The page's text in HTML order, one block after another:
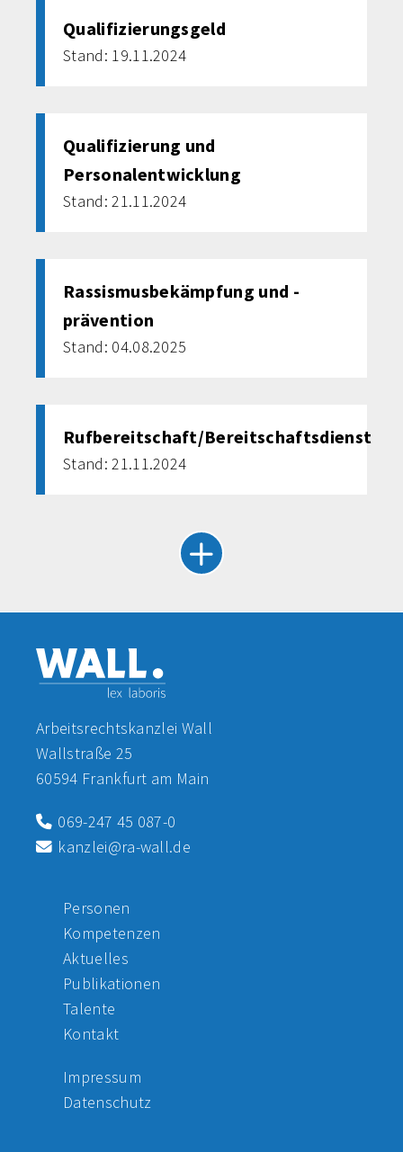
Qualifizierungsgeld
Stand: 19.11.2024
Qualifizierung und
Personalentwicklung
Stand: 21.11.2024
Rassismusbekämpfung und -
prävention
Stand: 04.08.2025
Rufbereitschaft/Bereitschaftsdienst
Stand: 21.11.2024
Arbeitsrechtskanzlei Wall
Wallstraße 25
60594 Frankfurt am Main
069-247 45 087-0
kanzlei@ra-wall.de
Personen
Kompetenzen
Aktuelles
Publikationen
Talente
Kontakt
Impressum
Datenschutz